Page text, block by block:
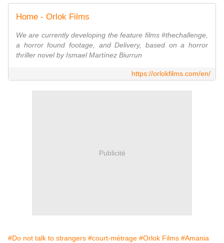
Home - Orlok Films
We are currently developing the feature films #thechallenge,
a horror found footage, and Delivery, based on a horror
thriller novel by Ismael Martínez Biurrun
https://orlokfilms.com/en/
Publicité
#Do not talk to strangers #court-métrage #Orlok Films #Amania